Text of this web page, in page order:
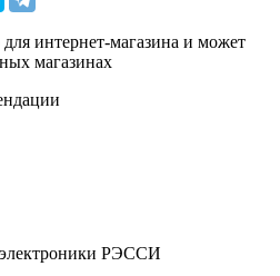
интернет-магазина и может
магазинах
РЭССИ